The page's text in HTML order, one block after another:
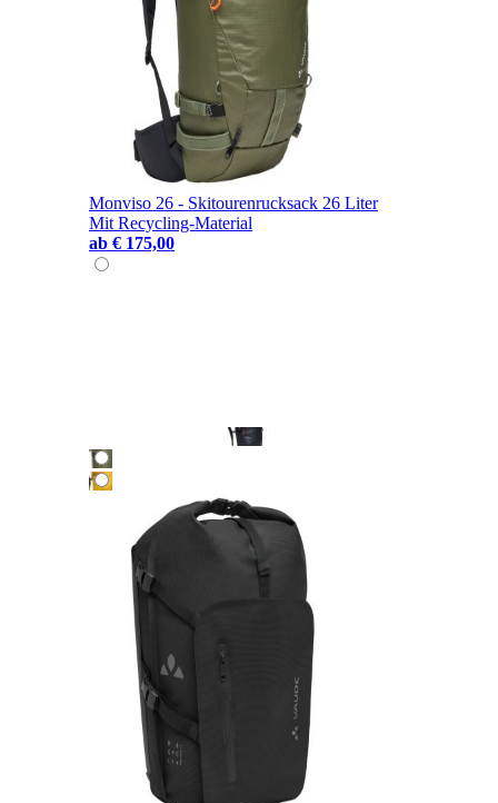
Monviso 26 - Skitourenrucksack 26 Liter
Mit Recycling-Material
ab € 175,00